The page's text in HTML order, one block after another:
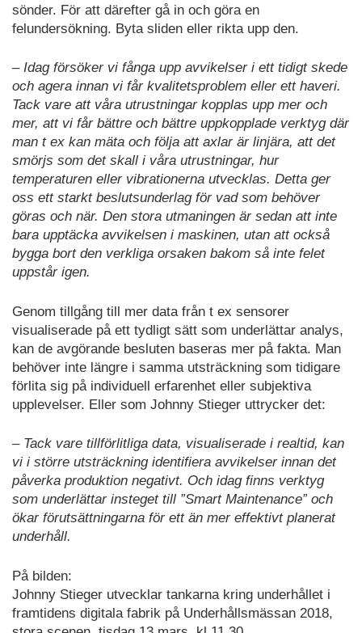
sönder. För att därefter gå in och göra en
felundersökning. Byta sliden eller rikta upp den.
– Idag försöker vi fånga upp avvikelser i ett tidigt skede
och agera innan vi får kvalitetsproblem eller ett haveri.
Tack vare att våra utrustningar kopplas upp mer och
mer, att vi får bättre och bättre uppkopplade verktyg där
man t ex kan mäta och följa att axlar är linjära, att det
smörjs som det skall i våra utrustningar, hur
temperaturen eller vibrationerna utvecklas. Detta ger
oss ett starkt beslutsunderlag för vad som behöver
göras och när. Den stora utmaningen är sedan att inte
bara upptäcka avvikelsen i maskinen, utan att också
bygga bort den verkliga orsaken bakom så inte felet
uppstår igen.
Genom tillgång till mer data från t ex sensorer
visualiserade på ett tydligt sätt som underlättar analys,
kan de avgörande besluten baseras mer på fakta. Man
behöver inte längre i samma utsträckning som tidigare
förlita sig på individuell erfarenhet eller subjektiva
upplevelser. Eller som Johnny Stieger uttrycker det:
– Tack vare tillförlitliga data, visualiserade i realtid, kan
vi i större utsträckning identifiera avvikelser innan det
påverka produktion negativt. Och idag finns verktyg
som underlättar insteget till ”Smart Maintenance” och
ökar förutsättningarna för ett än mer effektivt planerat
underhåll.
På bilden:
Johnny Stieger utvecklar tankarna kring underhållet i
framtidens digitala fabrik på Underhållsmässan 2018,